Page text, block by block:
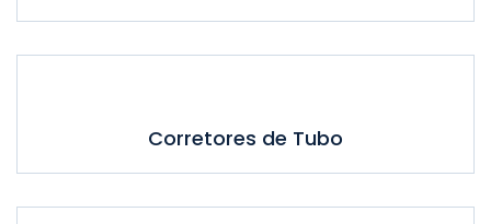
Corretores de Tubo